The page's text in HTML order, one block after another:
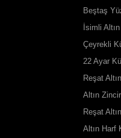
Beştaş
İsimli
Çeyrekli
22 Ayar
Reşat
Altın Zincir
Reşat
Altın Harf